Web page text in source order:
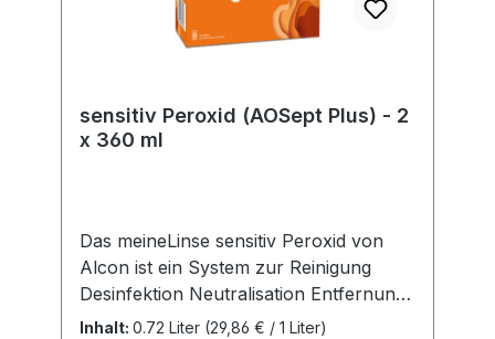
sensitiv Peroxid (AOSept Plus) - 2
x 360 ml
Das meineLinse sensitiv Peroxid von
Alcon ist ein System zur Reinigung
Desinfektion Neutralisation Entfernung
von Proteinen Aufbewahrung 100%
Inhalt: 0.72 Liter (29,86 € / 1 Liter)